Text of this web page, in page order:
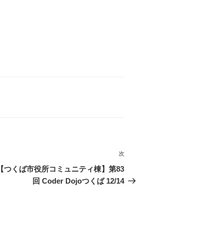
次
の
投
次
【つくば市役所コミュニティ棟】第83
回 Coder Dojoつくば 12/14